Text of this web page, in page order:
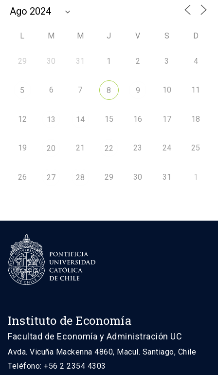
L M M J V S D
29 30 31 1 2 3 4
5 6 7 8 9 10 11
12 13 14 15 16 17 18
19 20 21 22 23 24 25
26 27 28 29 30 31 1
Instituto de Economía
Facultad de Economía y Administración UC
Avda. Vicuña Mackenna 4860, Macul. Santiago, Chile
Teléfono: +56 2 2354 4303